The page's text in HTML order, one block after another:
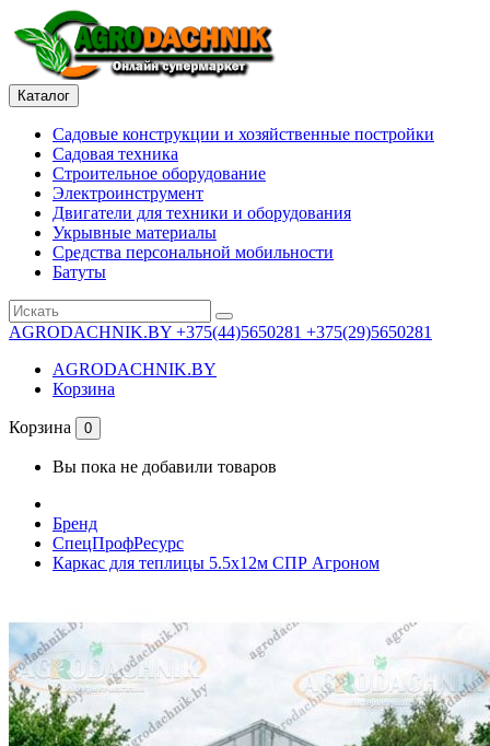
Каталог
Садовые конструкции и хозяйственные постройки
Садовая техника
Строительное оборудование
Электроинструмент
Двигатели для техники и оборудования
Укрывные материалы
Средства персональной мобильности
Батуты
AGRODACHNIK.BY +375(44)5650281 +375(29)5650281
AGRODACHNIK.BY
Корзина
Корзина 0
Вы пока не добавили товаров
Бренд
СпецПрофРесурс
Каркас для теплицы 5.5х12м СПР Агроном